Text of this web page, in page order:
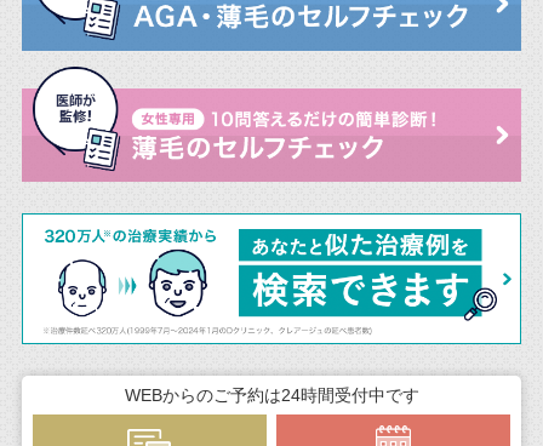
WEBからのご予約は24時間受付中です